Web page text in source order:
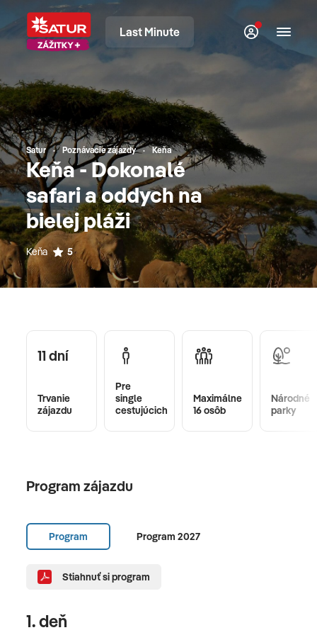
Last Minute
Satur Poznávacie zájazdy Keňa
Keňa - Dokonalé
safari a oddych na
bielej pláži
Keňa 5
11 dní
Trvanie
zájazdu
Pre
single
cestujúcich
Maximálne
16 osôb
Národné
parky
Program zájazdu
Program Program 2027
Stiahnuť si program
1. deň